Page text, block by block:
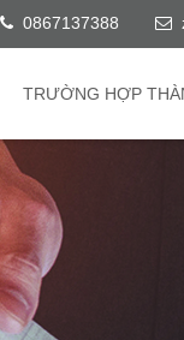
0867137388
TRƯỜNG HỢP